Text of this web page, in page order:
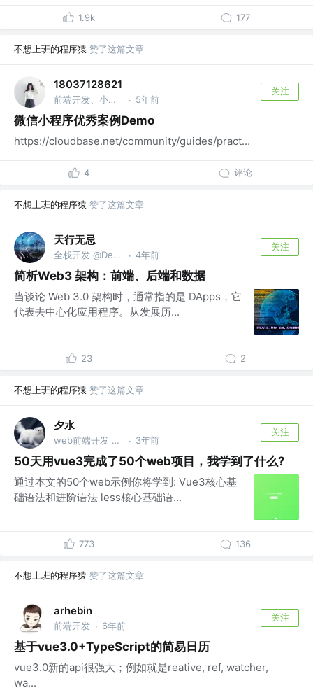
1.9k 177
不想上班的程序猿 赞了这篇文章
18037128621
前端开发、小程序开发、轻应用开发 · 5年前
关注
微信小程序优秀案例Demo
https://cloudbase.net/community/guides/pract...
4 评论
不想上班的程序猿 赞了这篇文章
天行无忌
全栈开发 @DevPoint · 4年前
关注
简析Web3 架构：前端、后端和数据
当谈论 Web 3.0 架构时，通常指的是 DApps，它
代表去中心化应用程序。从发展历...
23 2
不想上班的程序猿 赞了这篇文章
夕水
web前端开发 @xxx公司 · 3年前
关注
50天用vue3完成了50个web项目，我学到了什么?
通过本文的50个web示例你将学到: Vue3核心基
础语法和进阶语法 less核心基础语...
773 136
不想上班的程序猿 赞了这篇文章
arhebin
前端开发 · 6年前
关注
基于vue3.0+TypeScript的简易日历
vue3.0新的api很强大；例如就是reative, ref, watcher,
wa...